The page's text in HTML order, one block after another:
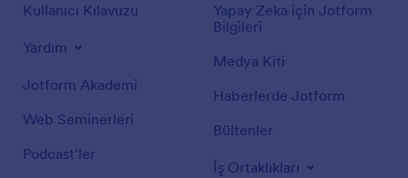
Kullanıcı Kılavuzu
Yardım
Jotform Akademi
Web Seminerleri
Podcast'ler
Yapay Zeka için Jotform
Bilgileri
Medya Kiti
Haberlerde Jotform
Bültenler
İş Ortaklıkları